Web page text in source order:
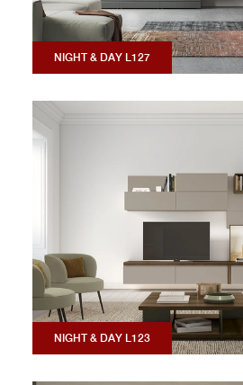
NIGHT & DAY L127
NIGHT & DAY L123